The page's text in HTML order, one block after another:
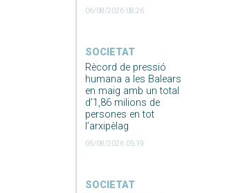
06/08/2026 08:26
SOCIETAT
Rècord de pressió
humana a les Balears
en maig amb un total
d’1,86 milions de
persones en tot
l’arxipèlag
05/08/2026 05:19
SOCIETAT